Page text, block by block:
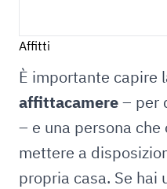
Affitti
È importante capire
affittacamere– per
– e una persona
mettere a
propria casa. Se hai